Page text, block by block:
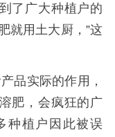
了广大种植户的
就用土大厨，”这
品实际的作用，
肥，会疯狂的广
种植户因此被误